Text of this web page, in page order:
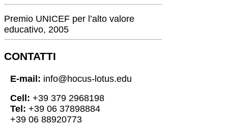
Premio UNICEF per l’alto valore
educativo, 2005
CONTATTI
E-mail: info@hocus-lotus.edu
Cell: +39 379 2968198
Tel: +39 06 37898884
+39 06 88920773